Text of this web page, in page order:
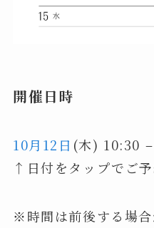
開催日時
10月12日 (木) 10:30
↑日付をタップでご
※時間は前後する場